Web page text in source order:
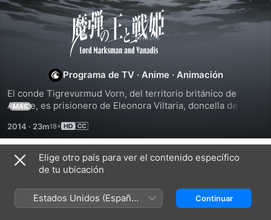
Lord
Marksman
and
Vanadis
Programa de TV · Anime · Animación
El conde Tigrevurmud Vorn, del territorio británico de
Alsace, es prisionero de Eleonora Viltaria, doncella de
Brune si pagan el rescate, pero también tiene motivos para
quedarse con él.
MÁS
2014 · 23m
Temporada 1
Elige otro país para ver el contenido específico
de tu ubicación
Estados Unidos (Español
México)
Continuar